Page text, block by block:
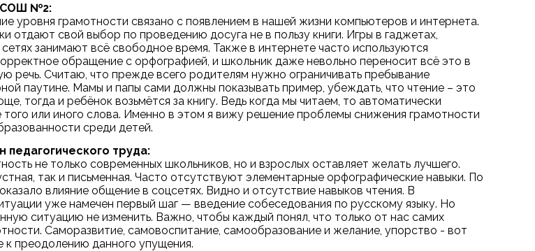
СОШ №2:
уровня грамотности связано с появлением в нашей жизни компьютеров и интернета.
отдают свой выбор по проведению досуга не в пользу книги. Игры в гаджетах,
занимают всё свободное время. Также в интернете часто используются
обращение с орфографией, и школьник даже невольно переносит всё это в
речь. Считаю, что прежде всего родителям нужно ограничивать пребывание
паутине. Мамы и папы сами должны показывать пример, убеждать, что чтение – это
тогда и ребёнок возьмётся за книгу. Ведь когда мы читаем, то автоматически
того или иного слова. Именно в этом я вижу решение проблемы снижения грамотности
среди детей.
педагогического труда:
не только современных школьников, но и взрослых оставляет желать лучшего.
так и письменная. Часто отсутствуют элементарные орфографические навыки. По
влияние общение в соцсетях. Видно и отсутствие навыков чтения. В
уже намечен первый шаг — введение собеседования по русскому языку. Но
ситуацию не изменить. Важно, чтобы каждый понял, что только от нас самих
Саморазвитие, самовоспитание, самообразование и желание, упорство - вот
к преодолению данного упущения.